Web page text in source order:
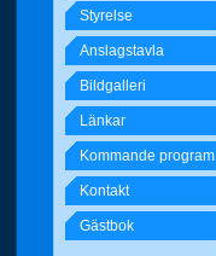
Styrelse
Anslagstavla
Bildgalleri
Länkar
Kommande program
Kontakt
Gästbok